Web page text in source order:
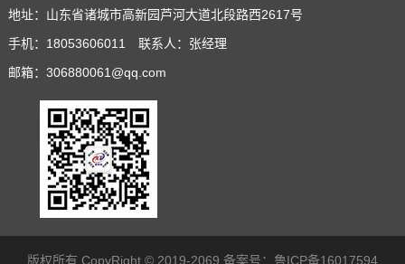
地址：山东省诸城市高新园芦河大道北段路西2617号
手机：18053606011 联系人：张经理
邮箱：306880061@qq.com
版权所有 CopyRight © 2019-2069 备案号： 鲁ICP备16017594